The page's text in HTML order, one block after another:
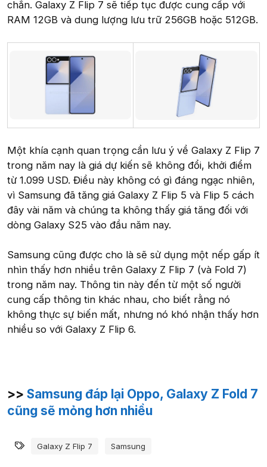
chắn. Galaxy Z Flip 7 sẽ tiếp tục được cung cấp với
RAM 12GB và dung lượng lưu trữ 256GB hoặc 512GB.
Một khía cạnh quan trọng cần lưu ý về Galaxy Z Flip 7
trong năm nay là giá dự kiến sẽ không đổi, khởi điểm
từ 1.099 USD. Điều này không có gì đáng ngạc nhiên,
vì Samsung đã tăng giá Galaxy Z Flip 5 và Flip 5 cách
đây vài năm và chúng ta không thấy giá tăng đối với
dòng Galaxy S25 vào đầu năm nay.
Samsung cũng được cho là sẽ sử dụng một nếp gấp ít
nhìn thấy hơn nhiều trên Galaxy Z Flip 7 (và Fold 7)
trong năm nay. Thông tin này đến từ một số người
cung cấp thông tin khác nhau, cho biết rằng nó
không thực sự biến mất, nhưng nó khó nhận thấy hơn
nhiều so với Galaxy Z Flip 6.
>> Samsung đáp lại Oppo, Galaxy Z Fold 7
cũng sẽ mỏng hơn nhiều
Từ khóa
Galaxy Z Flip 7 Samsung